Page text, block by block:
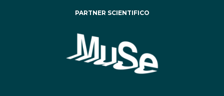
PARTNER SCIENTIFICO